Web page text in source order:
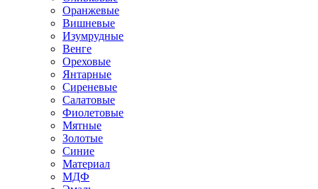
Оранжевые
Вишневые
Изумрудные
Венге
Ореховые
Янтарные
Сиреневые
Салатовые
Фиолетовые
Мятные
Золотые
Синие
Материал
МДФ